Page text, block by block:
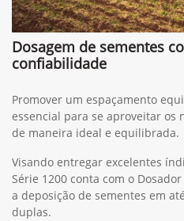
Dosagem de sementes
confiabilidade
Promover um espaçamento
essencial para se aproveitar
de maneira ideal e equilibrada.
Visando entregar excelentes
Série 1200 conta com o
a deposição de sementes em
duplas.